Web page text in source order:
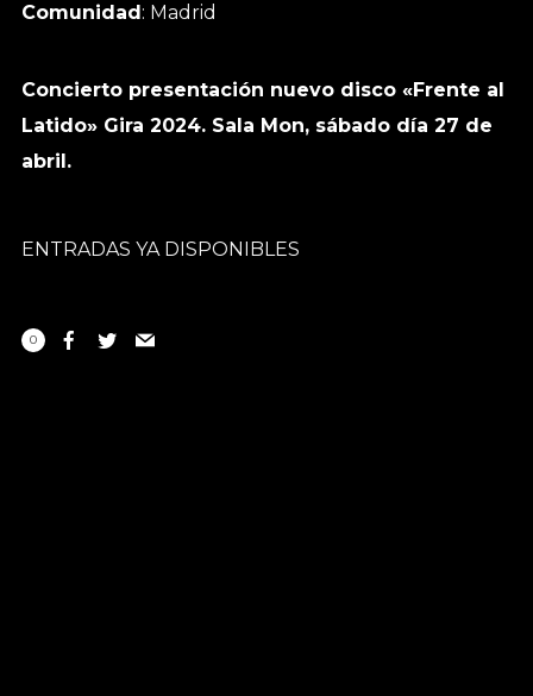
Comunidad: Madrid
Concierto presentación nuevo disco «Frente al
Latido» Gira 2024. Sala Mon, sábado día 27 de
abril.
ENTRADAS YA DISPONIBLES
0